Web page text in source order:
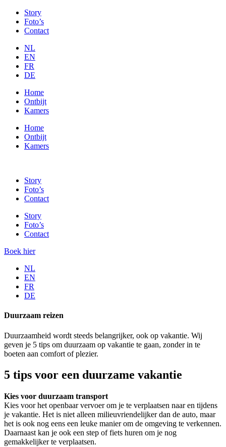
Story
Foto’s
Contact
NL
EN
FR
DE
Home
Ontbijt
Kamers
Home
Ontbijt
Kamers
Story
Foto’s
Contact
Story
Foto’s
Contact
Boek hier
NL
EN
FR
DE
Duurzaam reizen
Duurzaamheid wordt steeds belangrijker, ook op vakantie. Wij
geven je 5 tips om duurzaam op vakantie te gaan, zonder in te
boeten aan comfort of plezier.
5 tips voor een duurzame vakantie
Kies voor duurzaam transport
Kies voor het openbaar vervoer om je te verplaatsen naar en tijdens
je vakantie. Het is niet alleen milieuvriendelijker dan de auto, maar
het is ook nog eens een leuke manier om de omgeving te verkennen.
Daarnaast kan je ook een step of fiets huren om je nog
gemakkelijker te verplaatsen.